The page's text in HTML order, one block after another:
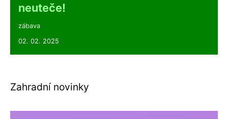
neuteče!
zábava
02. 02. 2025
Zahradní novinky